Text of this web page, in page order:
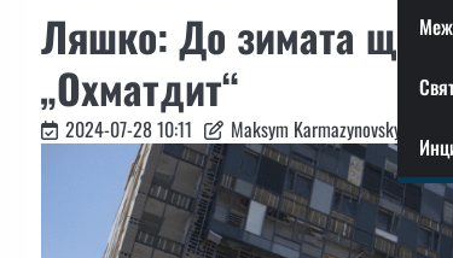
Ляшко: До зимата ще
„Охматдит“
2024-07-28 10:11 Maksym Karmazynovskyi